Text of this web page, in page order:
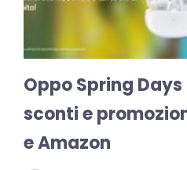
Oppo Spring
sconti e
e Amazon